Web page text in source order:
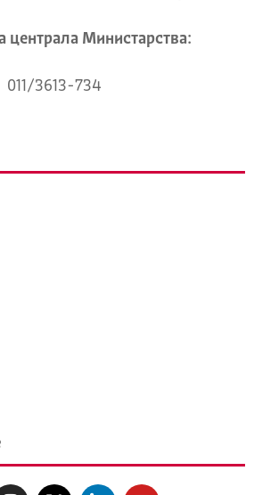
централа Mинистарства:
011/3613-734